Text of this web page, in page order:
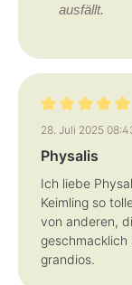
ausfällt.
Bewertung mit
28. Juli 2025
Physalis
Ich liebe
Keimling so
von anderen,
geschmacklich
grandios.